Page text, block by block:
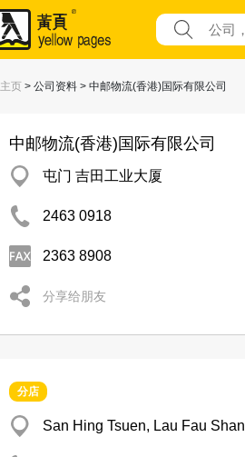
主页 > 公司资料 > 中邮物流(香港)国际有限公司
中邮物流(香港)国际有限公司
屯门 吉田工业大厦
2463 0918
2363 8908
分享给朋友
分店
San Hing Tsuen, Lau Fau Shan